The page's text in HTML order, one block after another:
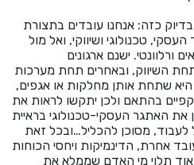
כזה: אנחנו עובדים בתצורת
טכנולוגי ושיווקי, ואל מול
ורלוונטי. ישנם ארגונים
השיווק, ובאחרים תחת מערכות
שתחת אותן מחלקות או אגפים,
בהתאם ולכן יתקשו לראות את
את האתגר העסקי-טכנולוגי בראיית
לעבוד, מסוכן להכליל…ובכל זאת
אחרת, הדינמיקות ויחסי הכוחות
תלוי מי האדם שממלא את